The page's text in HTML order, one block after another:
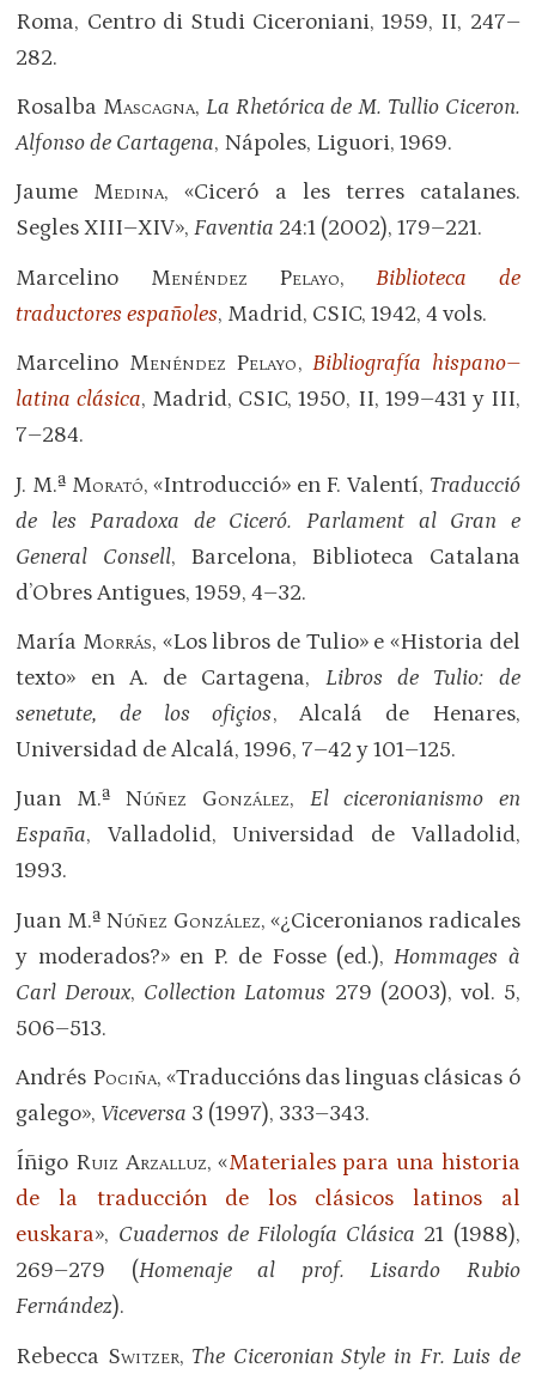
Roma, Centro di Studi Ciceroniani, 1959, II, 247–
282.
Rosalba Mascagna, La Rhetórica de M. Tullio Ciceron.
Alfonso de Cartagena, Nápoles, Liguori, 1969.
Jaume Medina, «Ciceró a les terres catalanes.
Segles XIII–XIV»,Faventia 24:1 (2002), 179–221.
Marcelino Menéndez Pelayo,Biblioteca de
traductores españoles, Madrid, CSIC, 1942, 4 vols.
Marcelino Menéndez Pelayo,Bibliografía hispano–
latina clásica, Madrid, CSIC, 1950, II, 199–431 y III,
7–284.
J. M.ª Morató, «Introducció» en F. Valentí, Traducció
de les Paradoxa de Ciceró. Parlament al Gran e
General Consell, Barcelona, Biblioteca Catalana
d’Obres Antigues, 1959, 4–32.
María Morrás, «Los libros de Tulio» e «Historia del
texto» en A. de Cartagena, Libros de Tulio: de
senetute, de los ofiçios, Alcalá de Henares,
Universidad de Alcalá, 1996, 7–42 y 101–125.
Juan M.ª Núñez González, El ciceronianismo en
España, Valladolid, Universidad de Valladolid,
1993.
Juan M.ª Núñez González, «¿Ciceronianos radicales
y moderados?» en P. de Fosse (ed.),Hommages à
Carl Deroux, Collection Latomus 279 (2003), vol. 5,
506–513.
Andrés Pociña, «Traduccións das linguas clásicas ó
galego», Viceversa 3 (1997), 333–343.
Íñigo Ruiz Arzalluz, «Materiales para una historia
de la traducción de los clásicos latinos al
euskara», Cuadernos de Filología Clásica 21 (1988),
269–279 (Homenaje al prof. Lisardo Rubio
Fernández).
Rebecca Switzer, The Ciceronian Style in Fr. Luis de